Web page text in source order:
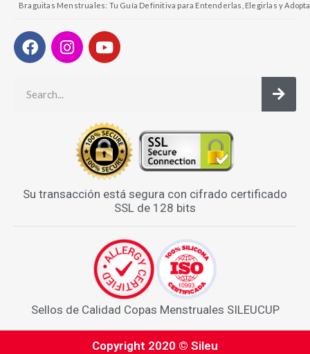
Braguitas Menstruales: Tu Guía Definitiva para Entenderlas, Elegirlas y
Su transacción está segura con cifrado certificado
SSL de 128 bits
Sellos de Calidad Copas Menstruales SILEUCUP
Copyright 2020 © Sileu